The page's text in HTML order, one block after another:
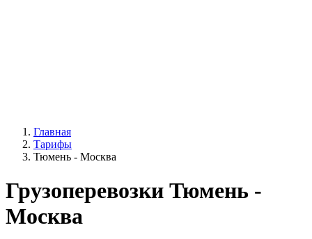
Главная
Тарифы
Тюмень - Москва
Грузоперевозки Тюмень -
Москва